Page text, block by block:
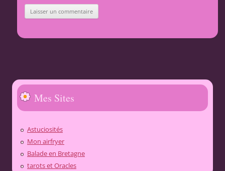
Mes Sites
Astuciosités
Mon airfryer
Balade en Bretagne
tarots et Oracles